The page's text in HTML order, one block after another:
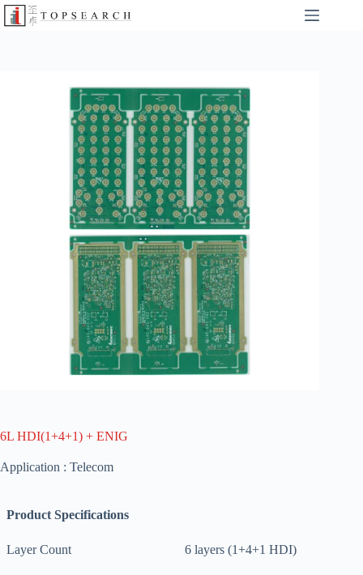
6L HDI(1+4+1) + ENIG
Application : Telecom
Product Specifications
Layer Count 6 layers (1+4+1 HDI)